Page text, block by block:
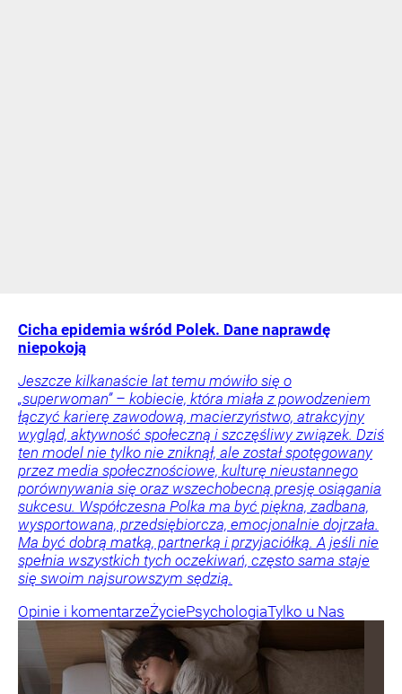
Cicha epidemia wśród Polek. Dane naprawdę
niepokoją
Jeszcze kilkanaście lat temu mówiło się o
„superwoman” – kobiecie, która miała z powodzeniem
łączyć karierę zawodową, macierzyństwo, atrakcyjny
wygląd, aktywność społeczną i szczęśliwy związek. Dziś
ten model nie tylko nie zniknął, ale został spotęgowany
przez media społecznościowe, kulturę nieustannego
porównywania się oraz wszechobecną presję osiągania
sukcesu. Współczesna Polka ma być piękna, zadbana,
wysportowana, przedsiębiorcza, emocjonalnie dojrzała.
Ma być dobrą matką, partnerką i przyjaciółką. A jeśli nie
spełnia wszystkich tych oczekiwań, często sama staje
się swoim najsurowszym sędzią.
Opinie i komentarzeŻyciePsychologiaTylko u Nas